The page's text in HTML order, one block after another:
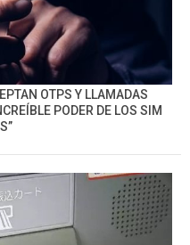
OTPS Y LLAMADAS
PODER DE LOS SIM